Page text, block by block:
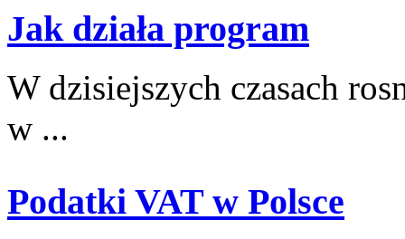
Jak działa program
W dzisiejszych czasach
w​ ...
Podatki VAT w Polsce